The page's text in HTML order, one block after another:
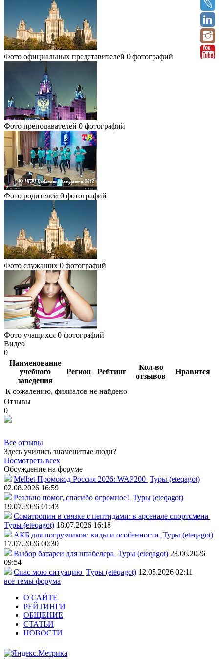
Фото официальных представителей 0 фотографий
Фото преподавателей 0 фотографий
Фото родителей 0 фотографий
Фото служащих 0 фотографий
Фото учащихся 0 фотографий
Видео
0
Наименование
учебного
заведения
Регион Рейтинг
Кол-во
отзывов
Нравится
К сожалению, филиалов не найдено
Отзывы
0
Все отзывы
Здесь учились знаменитые люди?
Посмотреть всех
Обсуждение на форуме
Melbet Промокод Россия 2026: WAP200 Туры (eteqagot)
02.08.2026 16:59
Реально помог, спасибо огромное! Туры (eteqagot)
19.07.2026 01:43
Соматропин в связке с пептидами: в арсенале спортсмена
Туры (eteqagot) 18.07.2026 16:18
АКБ для погрузчиков: виды и особенности Туры (eteqagot)
17.07.2026 00:30
Выбор батареи для штабелера Туры (eteqagot) 28.06.2026
09:54
Спас мою ситуацию Туры (eteqagot) 12.05.2026 02:11
все темы форума
О САЙТЕ
РЕЙТИНГИ
ОБЩЕНИЕ
СТАТЬИ
НОВОСТИ